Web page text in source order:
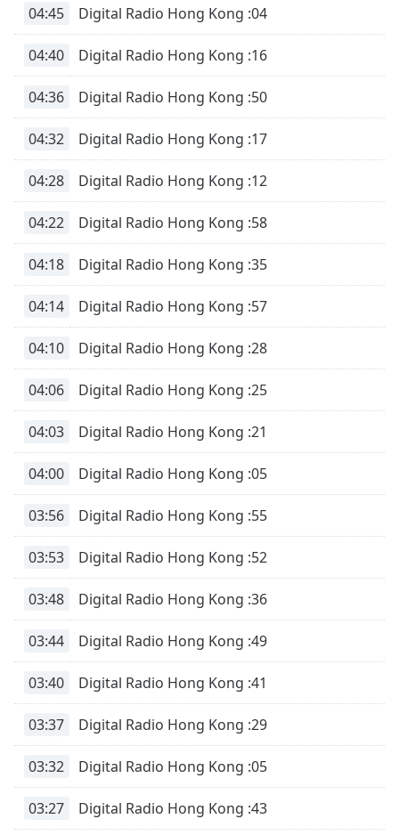
04:45 Digital Radio Hong Kong :04
04:40 Digital Radio Hong Kong :16
04:36 Digital Radio Hong Kong :50
04:32 Digital Radio Hong Kong :17
04:28 Digital Radio Hong Kong :12
04:22 Digital Radio Hong Kong :58
04:18 Digital Radio Hong Kong :35
04:14 Digital Radio Hong Kong :57
04:10 Digital Radio Hong Kong :28
04:06 Digital Radio Hong Kong :25
04:03 Digital Radio Hong Kong :21
04:00 Digital Radio Hong Kong :05
03:56 Digital Radio Hong Kong :55
03:53 Digital Radio Hong Kong :52
03:48 Digital Radio Hong Kong :36
03:44 Digital Radio Hong Kong :49
03:40 Digital Radio Hong Kong :41
03:37 Digital Radio Hong Kong :29
03:32 Digital Radio Hong Kong :05
03:27 Digital Radio Hong Kong :43